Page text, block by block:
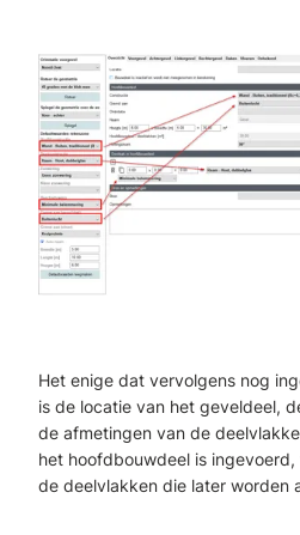
Het enige dat vervolgens nog
is de locatie van het geveldeel,
de afmetingen van de
het hoofdbouwdeel is
de deelvlakken die later worden